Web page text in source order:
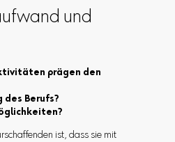
und
prägen den
des Berufs?
ist, dass sie mit